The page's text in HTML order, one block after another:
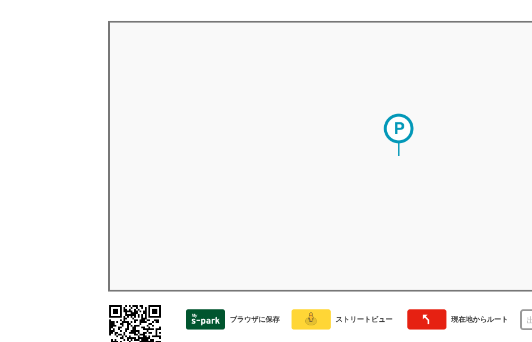
ブラウザに保存 ストリートビュー 現在地からルート